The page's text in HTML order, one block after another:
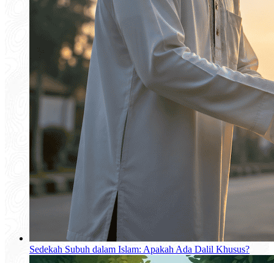
Sedekah Subuh dalam Islam: Apakah Ada Dalil Khusus?